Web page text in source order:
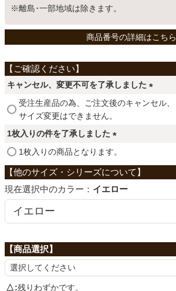
ホームオフィス
こたつ
寝具
ファブリック
カーテン
マット
※離島･一部地域は除きます。
商品番号の詳細はこちら
キャンセル、変更不可を了承しました
(
受注生産品の為、ご注文後のキャンセル、
サイズ変更はできません。
1枚入りの件を了承しました
(
必
須
)
1枚入りの商品となります。
カラー： イエロー
△ 残りわずかです。